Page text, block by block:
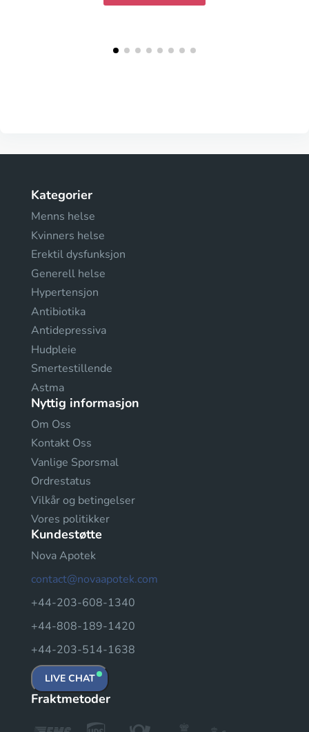
Kategorier
Menns helse
Kvinners helse
Erektil dysfunksjon
Generell helse
Hypertensjon
Antibiotika
Antidepressiva
Hudpleie
Smertestillende
Astma
Nyttig informasjon
Om Oss
Kontakt Oss
Vanlige Sporsmal
Ordrestatus
Vilkår og betingelser
Vores politikker
Kundestøtte
Nova Apotek
contact@novaapotek.com
+44-203-608-1340
+44-808-189-1420
+44-203-514-1638
LIVE CHAT
Fraktmetoder